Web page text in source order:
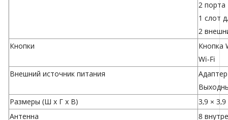
2 порта
1 слот
2
Кнопки
Кнопка
Wi-Fi
Внешний источник питания
Размеры (Ш x Г x В)
3,9 ×
Антенна
8